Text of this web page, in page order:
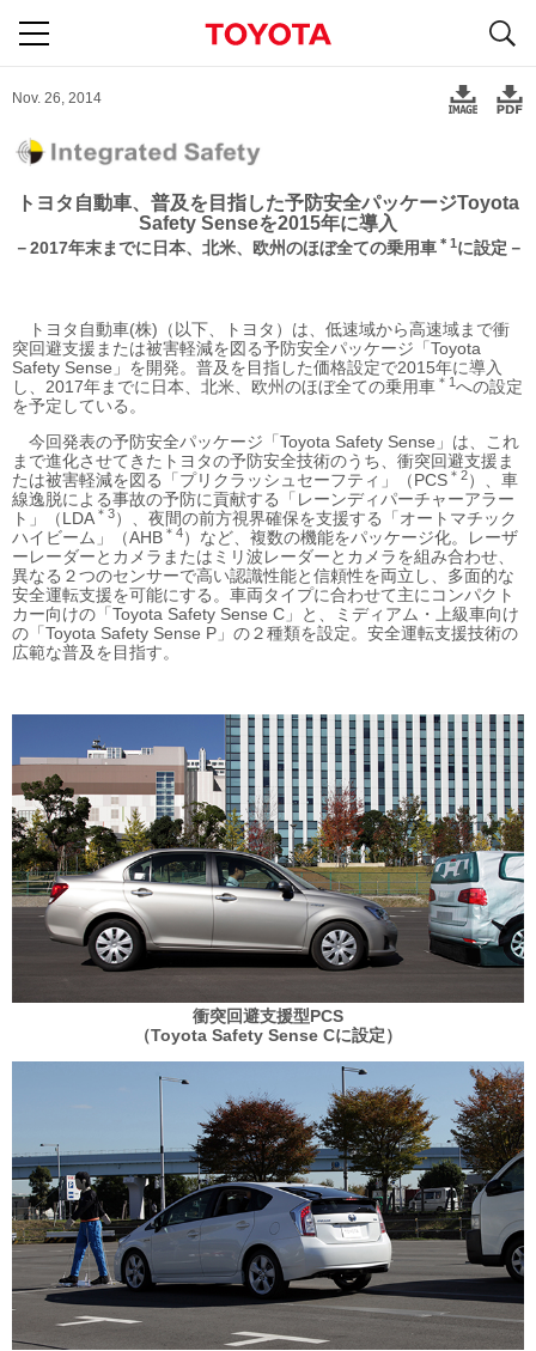
Nov. 26, 2014
トヨタ自動車、普及を目指した予防安全パッケージToyota
Safety Senseを2015年に導入
－2017年末までに日本、北米、欧州のほぼ全ての乗用車＊1に設定－
トヨタ自動車(株)（以下、トヨタ）は、低速域から高速域まで衝
突回避支援または被害軽減を図る予防安全パッケージ「Toyota
Safety Sense」を開発。普及を目指した価格設定で2015年に導入
し、2017年までに日本、北米、欧州のほぼ全ての乗用車 ＊1への設定
を予定している。
今回発表の予防安全パッケージ「Toyota Safety Sense」は、これ
まで進化させてきたトヨタの予防安全技術のうち、衝突回避支援ま
たは被害軽減を図る「プリクラッシュセーフティ」（PCS ＊2）、車
線逸脱による事故の予防に貢献する「レーンディパーチャーアラー
ト」（LDA ＊3）、夜間の前方視界確保を支援する「オートマチック
ハイビーム」（AHB ＊4）など、複数の機能をパッケージ化。レーザ
ーレーダーとカメラまたはミリ波レーダーとカメラを組み合わせ、
異なる２つのセンサーで高い認識性能と信頼性を両立し、多面的な
安全運転支援を可能にする。車両タイプに合わせて主にコンパクト
カー向けの「Toyota Safety Sense C」と、ミディアム・上級車向け
の「Toyota Safety Sense P」の２種類を設定。安全運転支援技術の
広範な普及を目指す。
衝突回避支援型PCS
（Toyota Safety Sense Cに設定）